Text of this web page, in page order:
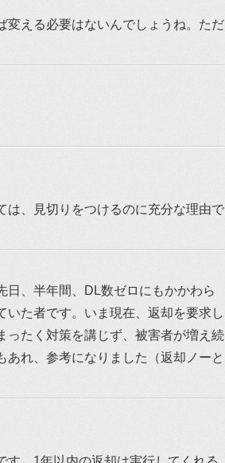
変える必要はないんでしょうね。ただ
は、見切りをつけるのに充分な理由で
日、半年間、DL数ゼロにもかかわら
た者です。いま現在、返却を要求し
ったく対策を講じず、被害者が増え続
れ、参考になりました（返却ノーと